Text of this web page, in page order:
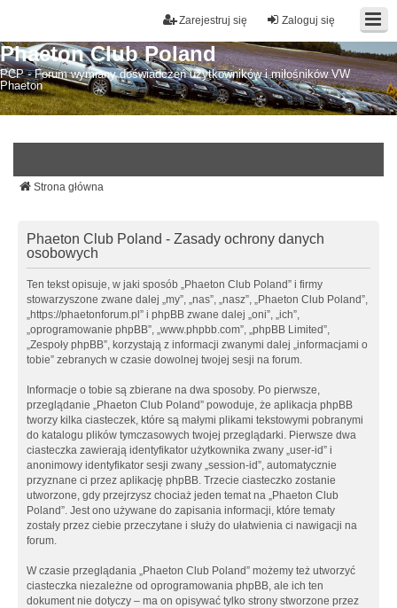
Zaloguj się
Zarejestruj się
Phaeton Club Poland
PCP - Forum wymiany doświadczeń użytkowników i miłośników VW
Phaeton
Strona główna
Phaeton Club Poland - Zasady ochrony danych
osobowych
Ten tekst opisuje, w jaki sposób „Phaeton Club Poland” i firmy
stowarzyszone zwane dalej „my”, „nas”, „nasz”, „Phaeton Club Poland”,
„https://phaetonforum.pl” i phpBB zwane dalej „oni”, „ich”,
„oprogramowanie phpBB”, „www.phpbb.com”, „phpBB Limited”,
„Zespoły phpBB”, korzystają z informacji zwanymi dalej „informacjami o
tobie” zebranych w czasie dowolnej twojej sesji na forum.
Informacje o tobie są zbierane na dwa sposoby. Po pierwsze,
przeglądanie „Phaeton Club Poland” powoduje, że aplikacja phpBB
tworzy kilka ciasteczek, które są małymi plikami tekstowymi pobranymi
do katalogu plików tymczasowych twojej przeglądarki. Pierwsze dwa
ciasteczka zawierają identyfikator użytkownika zwany „user-id” i
anonimowy identyfikator sesji zwany „session-id”, automatycznie
przyznane ci przez aplikację phpBB. Trzecie ciasteczko zostanie
utworzone, gdy przejrzysz chociaż jeden temat na „Phaeton Club
Poland”. Jest ono używane do zapisania informacji, które tematy
zostały przez ciebie przeczytane i służy do ułatwienia ci nawigacji na
forum.
W czasie przeglądania „Phaeton Club Poland” możemy też utworzyć
ciasteczka niezależne od oprogramowania phpBB, ale ich ten
dokument nie dotyczy – ma on opisywać tylko strony stworzone przez